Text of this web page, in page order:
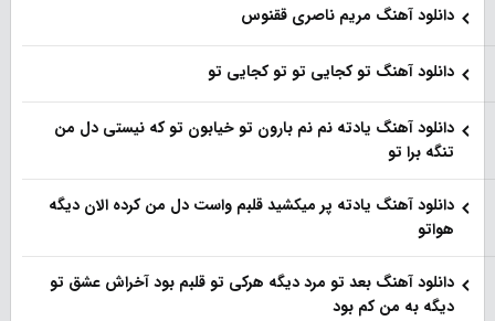
دانلود آهنگ مریم ناصری ققنوس
دانلود آهنگ تو کجایی تو تو کجایی تو
دانلود آهنگ یادته نم نم بارون تو خیابون تو که نیستی دل من
تنگه برا تو
دانلود آهنگ یادته پر میکشید قلبم واست دل من کرده الان دیگه
هواتو
دانلود آهنگ بعد تو مرد دیگه هرکی تو قلبم بود آخراش عشق تو
دیگه به من کم بود